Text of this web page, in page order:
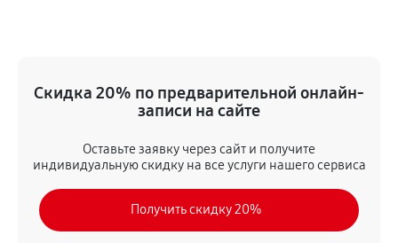
Скидка 20% по предварительной онлайн-
записи на сайте
Оставьте заявку через сайт и получите
индивидуальную скидку на все услуги нашего сервиса
Получить скидку 20%